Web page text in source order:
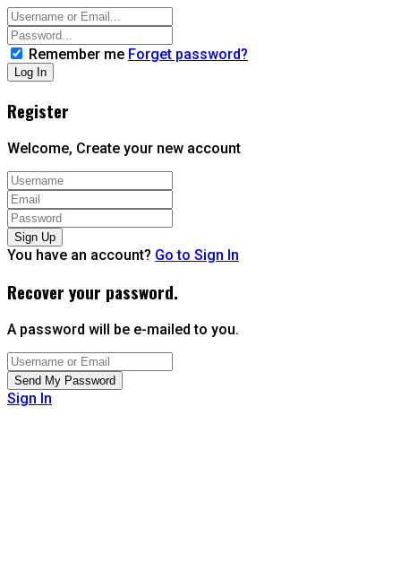
Remember me Forget password?
Register
Welcome, Create your new account
You have an account? Go to Sign In
Recover your password.
A password will be e-mailed to you.
Sign In